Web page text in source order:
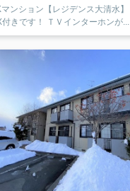
ン【レジデンス大清水】 お荷物の受け取りに
便利な、宅配BOX付きです！ ＴＶインターホンが...